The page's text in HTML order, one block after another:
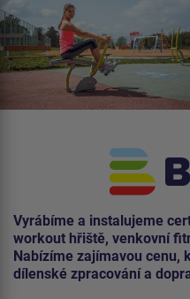
Vyrábíme a instalujeme
workout hřiště, venkovní
Nabízíme zajímavou cenu,
dílenské zpracování a